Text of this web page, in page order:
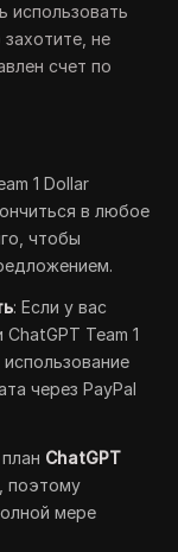
использовать
захотите, не
счет по
1 Dollar
в любое
чтобы
: Если у вас
Team 1
через PayPal
план ChatGPT
поэтому
мере